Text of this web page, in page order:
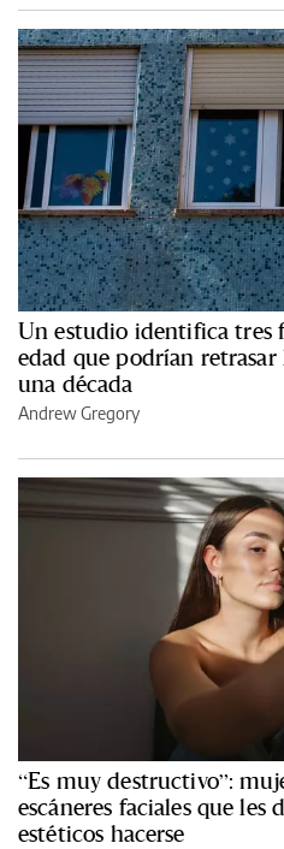
Un estudio identifica tres
edad que podrían
una década
Andrew Gregory
“Es muy destructivo”:
escáneres faciales que
estéticos hacerse